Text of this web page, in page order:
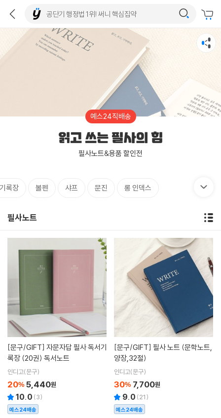
예스24직배송
읽고 쓰는 필사의 힘
필사노트&용품 할인전
록장 볼펜 샤프 문진 롱 인덱스
필사노트
[문구/GIFT]
록장 (20권) 독서노트
인디고(문구)
20% 5,440원
10.0 (3)
예스24배송
[문구/GIFT]
양장,32절)
인디고(문구)
30% 7,700원
9.0 (21)
예스24배송